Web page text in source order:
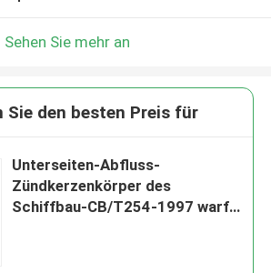
Sehen Sie mehr an
Sie den besten Preis für
Unterseiten-Abfluss-
Zündkerzenkörper des
Schiffbau-CB/T254-1997 warf